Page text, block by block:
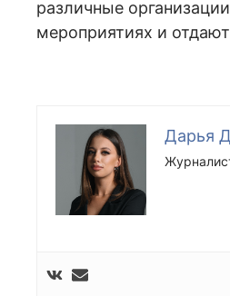
различные
мероприятиях и
Дарья